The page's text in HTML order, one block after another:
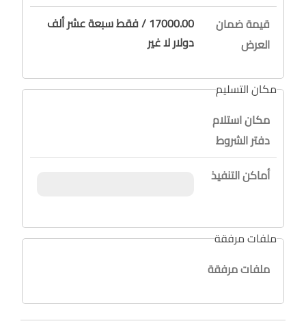
قيمة ضمان
العرض
17000.00 / فقط سبعة عشر ألف
دولار لا غير
مكان التسليم
مكان استلام
دفتر الشروط
أماكن التنفيذ
ملفات مرفقة
ملفات مرفقة